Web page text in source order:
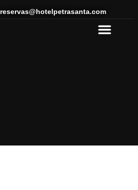
reservas@hotelpetrasanta.com